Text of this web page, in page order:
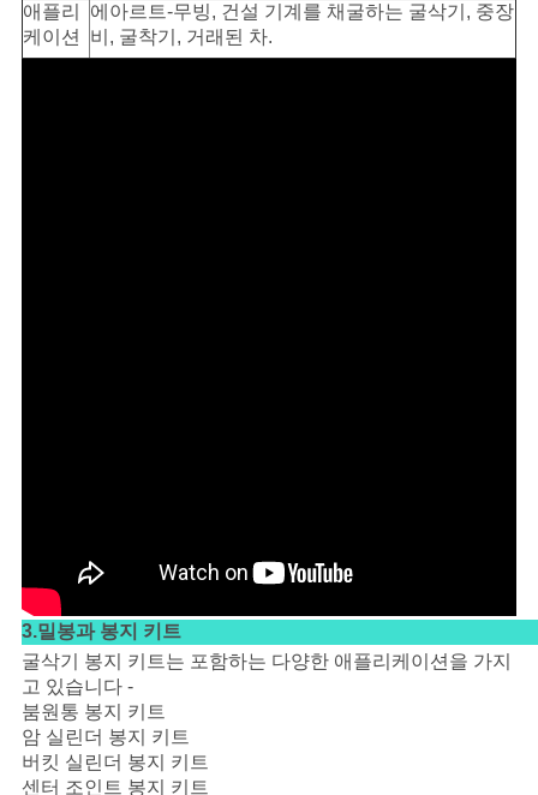
애플리
케이션
에아르트-무빙, 건설 기계를 채굴하는 굴삭기, 중장
비, 굴착기, 거래된 차.
3.밀봉과 봉지 키트
굴삭기 봉지 키트는 포함하는 다양한 애플리케이션을 가지
고 있습니다 -
붐원통 봉지 키트
암 실린더 봉지 키트
버킷 실린더 봉지 키트
센터 조인트 봉지 키트